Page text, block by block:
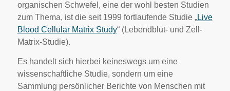
organischen Schwefel, eine der wohl besten Studien
zum Thema, ist die seit 1999 fortlaufende Studie „Live
Blood Cellular Matrix Study“ (Lebendblut- und Zell-
Matrix-Studie).
Es handelt sich hierbei keineswegs um eine
wissenschaftliche Studie, sondern um eine
Sammlung persönlicher Berichte von Menschen mit